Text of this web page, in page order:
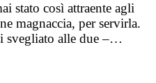
stato così attraente agli
magnaccia, per servirla.
svegliato alle due –…